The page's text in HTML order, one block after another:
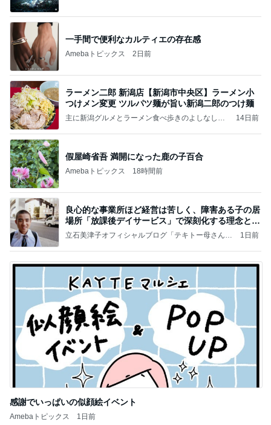
一手間で便利なカルティエの存在感
Amebaトピックス 2日前
ラーメン二郎 新潟店【新潟市中央区】ラーメン小
つけメン変更 ツルパツ麺が旨い新潟二郎のつけ麺
主に新潟グルメとラーメン食べ歩きのよしなしご
14日前
假屋崎省吾 満開になった鹿の子百合
Amebaトピックス 18時間前
良心的な事業所ほど経営は苦しく、障害ある子の居
場所「放課後デイサービス」で深刻化する理念と現
実の
立石美津子オフィシャルブログ「テキトー母さんの
1日前
感謝でいっぱいの似顔絵イベント
Amebaトピックス 1日前